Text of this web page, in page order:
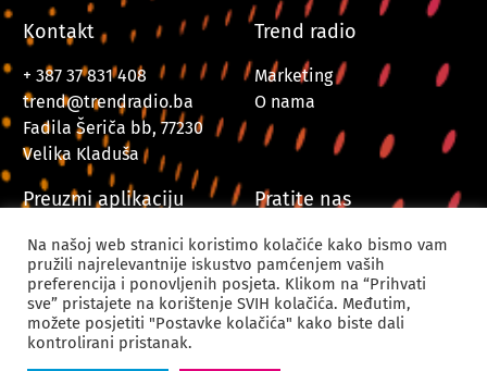
Kontakt
+ 387 37 831 408
trend@trendradio.ba
Fadila Šeriča bb, 77230
Velika Kladuša
Trend radio
Marketing
O nama
Preuzmi aplikaciju Pratite nas
© 2024. Trend Radio Velika Kladuša. Sva prava zadržana.
Na našoj web stranici koristimo kolačiće kako bismo vam
pružili najrelevantnije iskustvo pamćenjem vaših
preferencija i ponovljenih posjeta. Klikom na “Prihvati
sve” pristajete na korištenje SVIH kolačića. Međutim,
možete posjetiti "Postavke kolačića" kako biste dali
kontrolirani pristanak.